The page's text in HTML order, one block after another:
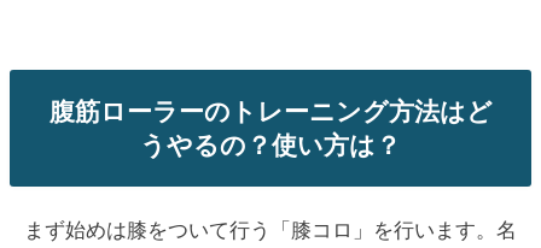
腹筋ローラーのトレーニング方法はど
うやるの？使い方は？
まず始めは膝をついて行う「膝コロ」を行います。名